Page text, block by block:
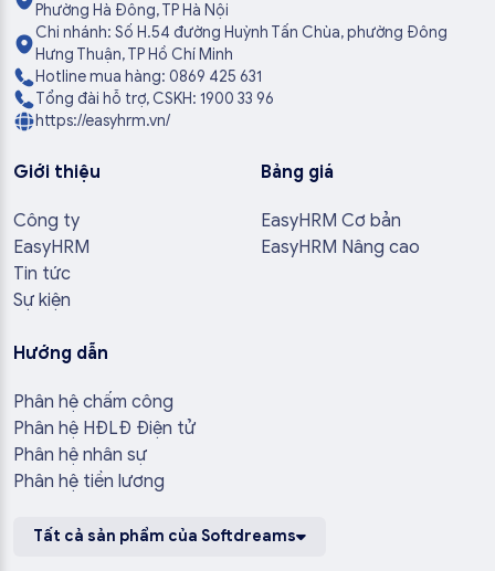
Phường Hà Đông, TP Hà Nội
Chi nhánh: Số H.54 đường Huỳnh Tấn Chùa, phường Đông
Hưng Thuận, TP Hồ Chí Minh
Hotline mua hàng: 0869 425 631
Tổng đài hỗ trợ, CSKH: 1900 33 96
https://easyhrm.vn/
Giới thiệu
Công ty
EasyHRM
Tin tức
Sự kiện
Bảng giá
EasyHRM Cơ bản
EasyHRM Nâng cao
Hướng dẫn
Phân hệ chấm công
Phân hệ HĐLĐ Điện tử
Phân hệ nhân sự
Phân hệ tiền lương
Tất cả sản phẩm của Softdreams